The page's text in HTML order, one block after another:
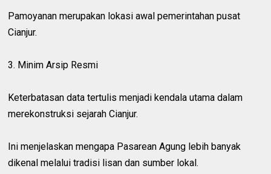
Pamoyanan merupakan lokasi awal pemerintahan pusat
Cianjur.
3. Minim Arsip Resmi
Keterbatasan data tertulis menjadi kendala utama dalam
merekonstruksi sejarah Cianjur.
Ini menjelaskan mengapa Pasarean Agung lebih banyak
dikenal melalui tradisi lisan dan sumber lokal.